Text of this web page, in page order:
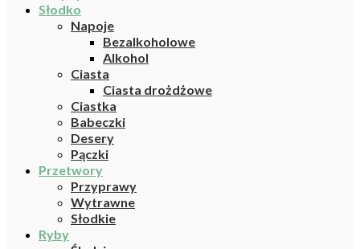
Słodko
Napoje
Bezalkoholowe
Alkohol
Ciasta
Ciasta drożdżowe
Ciastka
Babeczki
Desery
Pączki
Przetwory
Przyprawy
Wytrawne
Słodkie
Ryby